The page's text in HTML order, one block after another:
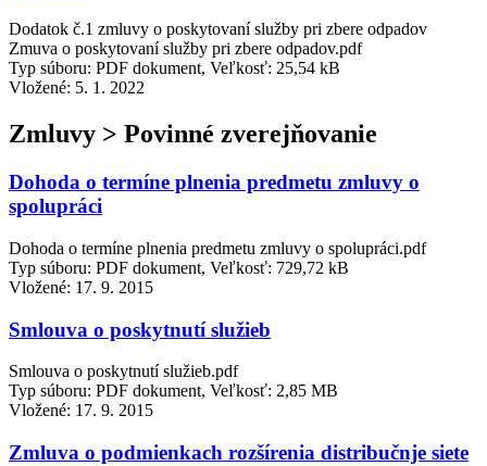
Dodatok č.1 zmluvy o poskytovaní služby pri zbere odpadov
Zmuva o poskytovaní služby pri zbere odpadov.pdf
Typ súboru: PDF dokument, Veľkosť: 25,54 kB
Vložené: 5. 1. 2022
Zmluvy > Povinné zverejňovanie
Dohoda o termíne plnenia predmetu zmluvy o
spolupráci
Dohoda o termíne plnenia predmetu zmluvy o spolupráci.pdf
Typ súboru: PDF dokument, Veľkosť: 729,72 kB
Vložené: 17. 9. 2015
Smlouva o poskytnutí služieb
Smlouva o poskytnutí služieb.pdf
Typ súboru: PDF dokument, Veľkosť: 2,85 MB
Vložené: 17. 9. 2015
Zmluva o podmienkach rozšírenia distribučnje siete